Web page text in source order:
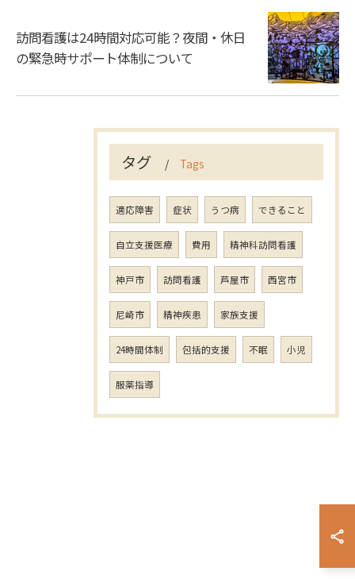
訪問看護は24時間対応可能？夜間・休日
の緊急時サポート体制について
タグ Tags
適応障害 症状 うつ病 できること
自立支援医療 費用 精神科訪問看護
神戸市 訪問看護 芦屋市 西宮市
尼崎市 精神疾患 家族支援
24時間体制 包括的支援 不眠 小児
服薬指導